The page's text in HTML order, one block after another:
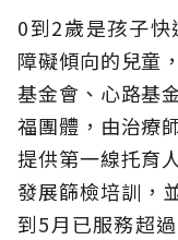
0到2歲是孩子
障礙傾向的兒童
基金會、心路基
福團體，由治療
提供第一線托育
發展篩檢培訓，
到5月已服務超